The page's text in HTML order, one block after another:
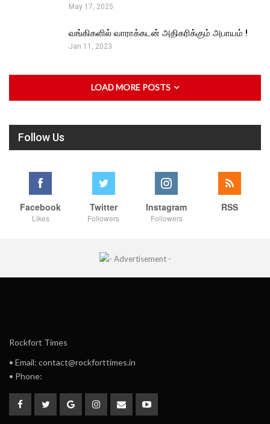
May 17, 2025
வங்கிகளில் வாராக்கடன் அதிகரிக்கும் அபாயம் !
Jan 11, 2023
LOAD MORE POSTS
Follow Us
Facebook
Likes
Twitter
Followers
Instagram
Followers
RSS
Rockfort Times
• Email: contact@rockforttimes.in
• Phone: